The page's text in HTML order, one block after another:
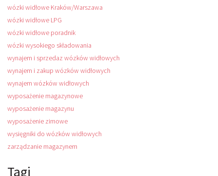
wózki widłowe Kraków/Warszawa
wózki widłowe LPG
wózki widłowe poradnik
wózki wysokiego składowania
wynajem i sprzedaz wózków widłowych
wynajem i zakup wózków widłowych
wynajem wózków widłowych
wyposażenie magazynowe
wyposażenie magazynu
wyposażenie zimowe
wysięgniki do wózków widłowych
zarządzanie magazynem
Tagi